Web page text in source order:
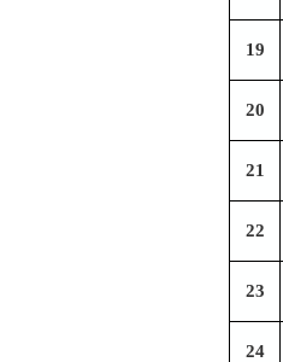
19
20
21
22
23
24